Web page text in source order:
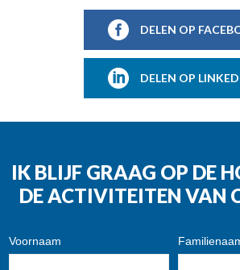
DELEN OP
DELEN OP
IK BLIJF GRAAG OP DE
DE ACTIVITEITEN VAN
Voornaam